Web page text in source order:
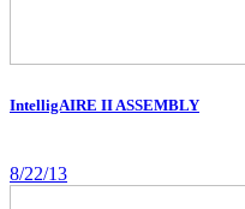
IntelligAIRE II ASSEMBLY
8/22/13